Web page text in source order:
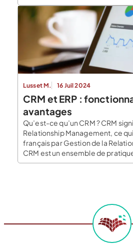
points de vigilance, pour vous
plateforme s’intègre à votre
Qu’est-ce que le logiciel
carbone […]
Lusset M. 16 Juil 2024
CRM et ERP :
avantages
Qu’est-ce qu’un CRM ? CRM
Relationship Management, ce
français par Gestion de la
CRM est un ensemble de
de logiciel pour les dirigeants